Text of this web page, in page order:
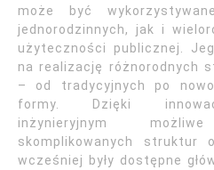
może być
jednorodzinnych, jak i
użyteczności publicznej.
na realizację różnorodnych
– od tradycyjnych po
formy. Dzięki
inżynieryjnym
skomplikowanych struktur
wcześniej były dostępne